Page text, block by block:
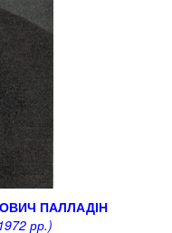
ПАЛЛАДІН
рр.)